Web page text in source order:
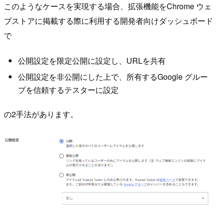
このようなケースを実現する場合、拡張機能をChrome ウェ
ブストアに掲載する際に利用する開発者向けダッシュボード
で
公開設定を限定公開に設定し、URLを共有
公開設定を非公開にした上で、所有するGoogle グルー
プを信頼するテスターに設定
の2手法があります。